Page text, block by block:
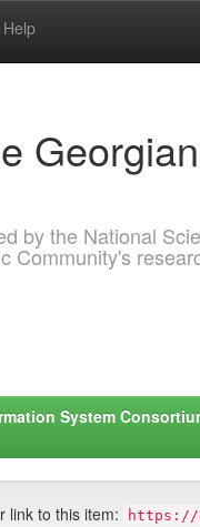
Help
by the National
Community's
System
link to this item: https://